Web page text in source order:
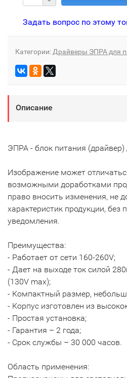
Задать вопрос по этому
Категории: Драйверы ЭПРА для
Описание
ЭПРА - блок питания (драйвер)
Изображение может
возможными доработками
право вносить изменения, не
характеристик продукции, без
уведомления.
Преимущества:
- Работает от сети 160-260V;
- Дает на выходе ток силой
(130V max);
- Компактный размер,
- Корпус изготовлен из
- Простая установка;
- Гарантия – 2 года;
- Срок службы – 30 000 часов.
Область применения: